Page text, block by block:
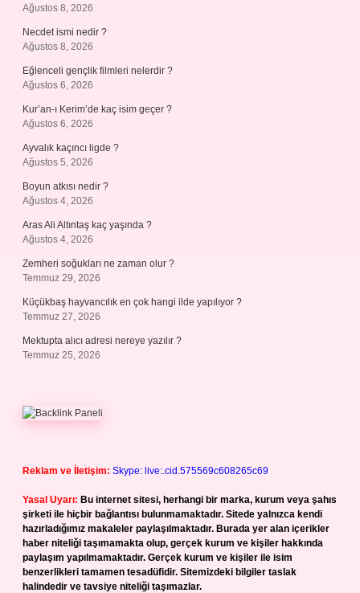
Ağustos 8, 2026
Necdet ismi nedir ?
Ağustos 8, 2026
Eğlenceli gençlik filmleri nelerdir ?
Ağustos 6, 2026
Kur’an-ı Kerim’de kaç isim geçer ?
Ağustos 6, 2026
Ayvalık kaçıncı ligde ?
Ağustos 5, 2026
Boyun atkısı nedir ?
Ağustos 4, 2026
Aras Ali Altıntaş kaç yaşında ?
Ağustos 4, 2026
Zemheri soğukları ne zaman olur ?
Temmuz 29, 2026
Küçükbaş hayvancılık en çok hangi ilde yapılıyor ?
Temmuz 27, 2026
Mektupta alıcı adresi nereye yazılır ?
Temmuz 25, 2026
Reklam ve İletişim: Skype: live:.cid.575569c608265c69
Yasal Uyarı: Bu internet sitesi, herhangi bir marka, kurum veya şahıs
şirketi ile hiçbir bağlantısı bulunmamaktadır. Sitede yalnızca kendi
hazırladığımız makaleler paylaşılmaktadır. Burada yer alan içerikler
haber niteliği taşımamakta olup, gerçek kurum ve kişiler hakkında
paylaşım yapılmamaktadır. Gerçek kurum ve kişiler ile isim
benzerlikleri tamamen tesadüfidir. Sitemizdeki bilgiler taslak
halindedir ve tavsiye niteliği taşımazlar.